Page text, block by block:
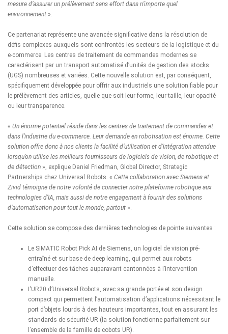
mesure d’assurer un prélèvement sans effort dans n’importe quel
environnement ».
Ce partenariat représente une avancée significative dans la résolution de
défis complexes auxquels sont confrontés les secteurs de la logistique et du
e-commerce. Les centres de traitement de commandes modernes se
caractérisent par un transport automatisé d’unités de gestion des stocks
(UGS) nombreuses et variées. Cette nouvelle solution est, par conséquent,
spécifiquement développée pour offrir aux industriels une solution fiable pour
le prélèvement des articles, quelle que soit leur forme, leur taille, leur opacité
ou leur transparence.
« Un énorme potentiel réside dans les centres de traitement de commandes et
dans l’industrie du e-commerce. Leur demande en robotisation est énorme. Cette
solution offre donc à nos clients la facilité d’utilisation et d’intégration attendue
lorsqu’on utilise les meilleurs fournisseurs de logiciels de vision, de robotique et
de détection », explique Daniel Friedman, Global Director, Strategic
Partnerships chez Universal Robots. « Cette collaboration avec Siemens et
Zivid témoigne de notre volonté de connecter notre plateforme robotique aux
technologies d’IA, mais aussi de notre engagement à fournir des solutions
d’automatisation pour tout le monde, partout ».
Cette solution se compose des dernières technologies de pointe suivantes :
Le SIMATIC Robot Pick AI de Siemens, un logiciel de vision pré-
entraîné et sur base de deep learning, qui permet aux robots
d’effectuer des tâches auparavant cantonnées à l’intervention
manuelle.
L’UR20 d’Universal Robots, avec sa grande portée et son design
compact qui permettent l’automatisation d’applications nécessitant le
port d’objets lourds à des hauteurs importantes, tout en assurant les
standards de sécurité UR (la solution fonctionne parfaitement sur
l’ensemble de la famille de cobots UR).